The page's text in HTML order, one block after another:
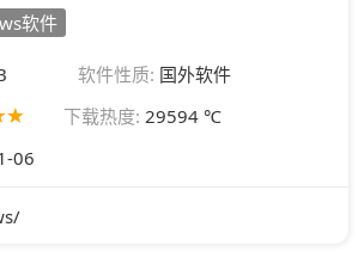
软件
软件性质: 国外软件
下载热度: 29594 ℃
06